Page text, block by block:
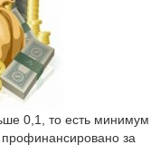
0,1, то есть минимум
за